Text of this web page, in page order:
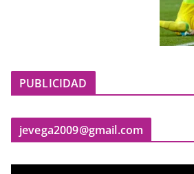
PUBLICIDAD
jevega2009@gmail.com